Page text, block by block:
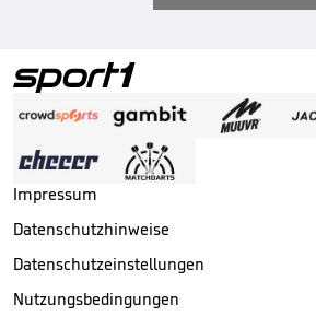
Impressum
Datenschutzhinweise
Datenschutzeinstellungen
Nutzungsbedingungen